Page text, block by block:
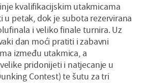
kvalifikacijskim utakmicama
u petak, dok je subota rezervirana
i veliko finale turnira. Uz
dan moći pratiti i zabavni
između utakmica, a
pridonijeti i natjecanje u
Contest) te šutu za tri